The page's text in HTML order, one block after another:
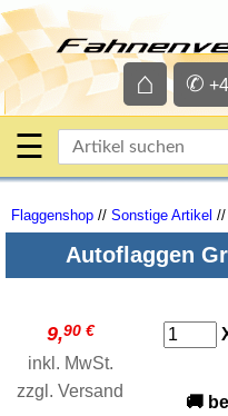
✆
⌂
☰
Flaggenshop // Sonstige Artikel //
Autoflaggen
9,90 €
inkl. MwSt.
zzgl. Versand
🚚